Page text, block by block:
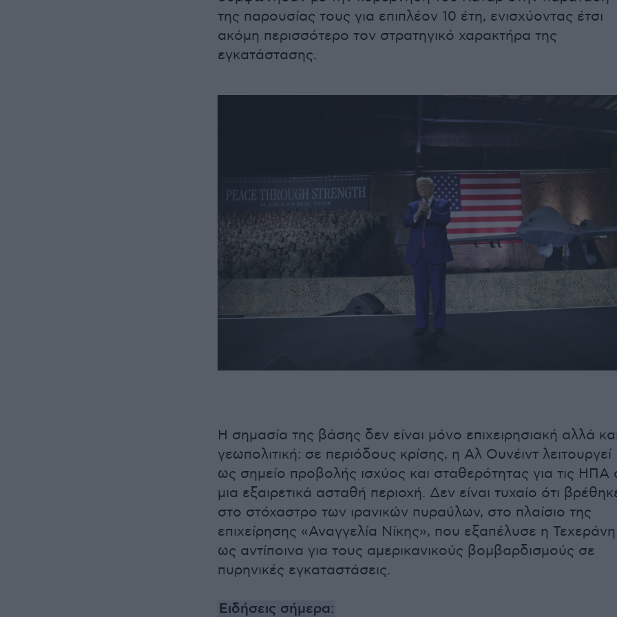
της παρουσίας τους για επιπλέον 10 έτη, ενισχύοντας έτσι
ακόμη περισσότερο τον στρατηγικό χαρακτήρα της
εγκατάστασης.
Η σημασία της βάσης δεν είναι μόνο επιχειρησιακή αλλά
γεωπολιτική: σε περιόδους κρίσης, η Αλ Ουνέιντ λειτουργεί
ως σημείο προβολής ισχύος και σταθερότητας για τις ΗΠΑ
μια εξαιρετικά ασταθή περιοχή. Δεν είναι τυχαίο ότι
στο στόχαστρο των ιρανικών πυραύλων, στο πλαίσιο της
επιχείρησης «Αναγγελία Νίκης», που εξαπέλυσε η Τεχεράνη
ως αντίποινα για τους αμερικανικούς βομβαρδισμούς σε
πυρηνικές εγκαταστάσεις.
Ειδήσεις σήμερα: